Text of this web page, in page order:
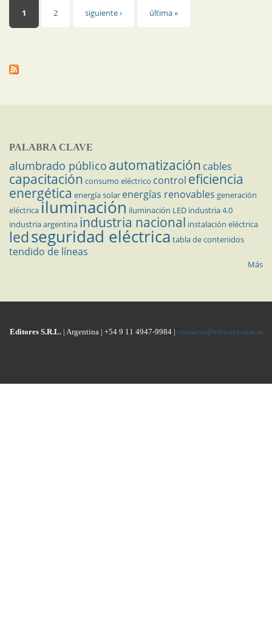
Páginas
1 2 siguiente › última »
PALABRA CLAVE
alumbrado público automatización cables
capacitación consumo eléctrico control eficiencia
energética energía solar energías renovables generación
eléctricailuminación iluminación LED industria 4.0
industria argentina industria nacional instalación eléctrica
ledseguridad eléctrica tabla de contenidos
tendido de líneas
Más
Editores S.R.L.| Argentina | +54 9 11 4947-9984 | contacto@editores.com.ar